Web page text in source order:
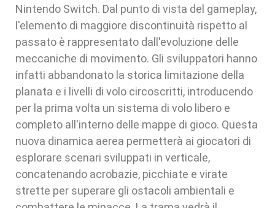
Nintendo Switch. Dal punto di vista del gameplay,
l'elemento di maggiore discontinuità rispetto al
passato è rappresentato dall'evoluzione delle
meccaniche di movimento. Gli sviluppatori hanno
infatti abbandonato la storica limitazione della
planata e i livelli di volo circoscritti, introducendo
per la prima volta un sistema di volo libero e
completo all'interno delle mappe di gioco. Questa
nuova dinamica aerea permetterà ai giocatori di
esplorare scenari sviluppati in verticale,
concatenando acrobazie, picchiate e virate
strette per superare gli ostacoli ambientali e